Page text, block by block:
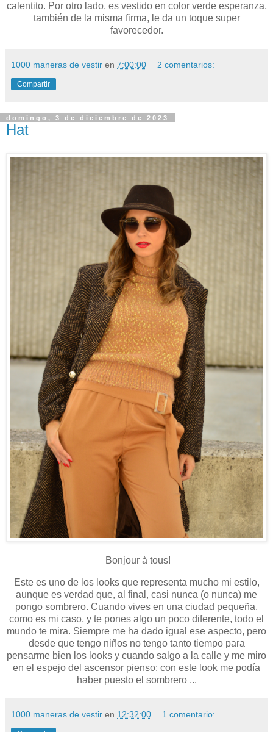
calentito. Por otro lado, es vestido en color verde esperanza,
también de la misma firma, le da un toque super
favorecedor.
1000 maneras de vestir en 7:00:00 2 comentarios:
Compartir
domingo, 3 de diciembre de 2023
Hat
Bonjour à tous!
Este es uno de los looks que representa mucho mi estilo,
aunque es verdad que, al final, casi nunca (o nunca) me
pongo sombrero. Cuando vives en una ciudad pequeña,
como es mi caso, y te pones algo un poco diferente, todo el
mundo te mira. Siempre me ha dado igual ese aspecto, pero
desde que tengo niños no tengo tanto tiempo para
pensarme bien los looks y cuando salgo a la calle y me miro
en el espejo del ascensor pienso: con este look me podía
haber puesto el sombrero ...
1000 maneras de vestir en 12:32:00 1 comentario: